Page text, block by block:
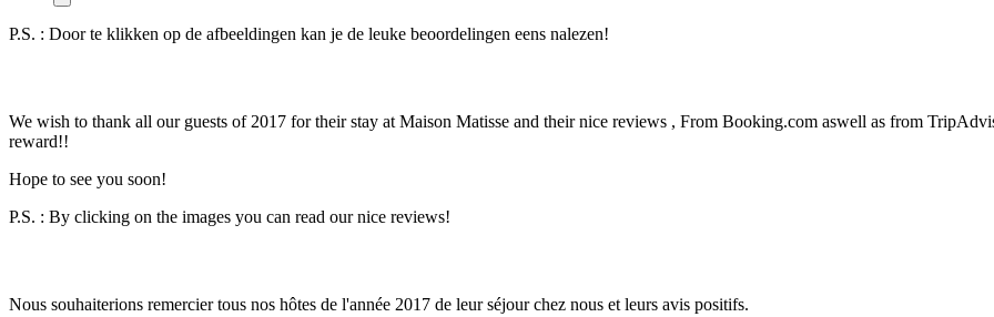
P.S. : Door te klikken op de afbeeldingen kan je de leuke beoordelingen eens nalezen!
We wish to thank all our guests of 2017 for their stay at Maison Matisse and their nice reviews , From Booking.com aswell as from
reward!!
Hope to see you soon!
P.S. : By clicking on the images you can read our nice reviews!
Nous souhaiterions remercier tous nos hôtes de l'année 2017 de leur séjour chez nous et leurs avis positifs.